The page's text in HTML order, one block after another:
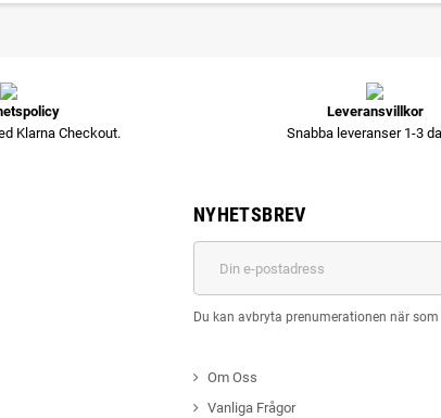
Klarna Checkout.
Leveransvillkor
Snabba leveranser 1-3
NYHETSBREV
Du kan avbryta prenumerationen när
Om Oss
Vanliga Frågor